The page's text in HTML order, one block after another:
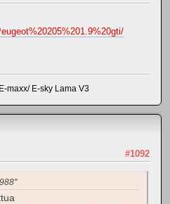
maxx/ E-sky Lama V3
#1092